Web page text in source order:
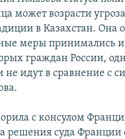
может возрасти
в Казахстан. Она
меры принимались
граждан России,
не идут в сравнение с
с консулом
решения суда Франции